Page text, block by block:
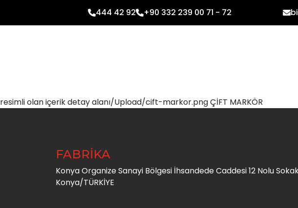
444 42 92 +90 332 239 00 71 - 72
resimli olan içerik detay alanı/Upload/cift-markor.png ÇİFT MARKÖR
FABRİKA
Konya Organize Sanayi Bölgesi İhsandede Caddesi 12 Nolu
Konya/TÜRKİYE